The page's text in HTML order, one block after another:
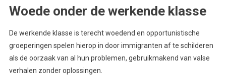
Woede onder de werkende klasse
De werkende klasse is terecht woedend en opportunistische
groeperingen spelen hierop in door immigranten af ​​te schilderen
als de oorzaak van al hun problemen, gebruikmakend van valse
verhalen zonder oplossingen.